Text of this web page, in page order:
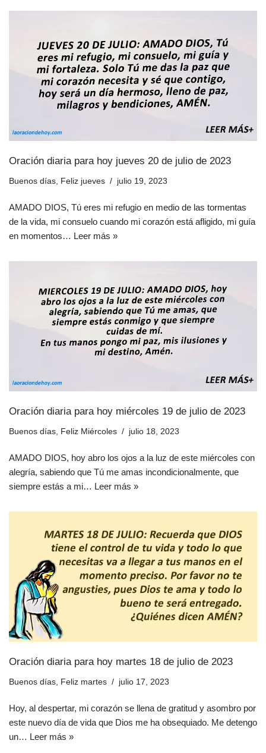
Oración diaria para hoy jueves 20 de julio de 2023
Buenos días Feliz jueves julio 19, 2023
AMADO DIOS, Tú eres mi refugio en medio de las tormentas
de la vida, mi consuelo cuando mi corazón está afligido, mi guía
en momentos… Leer más »
Oración diaria para hoy miércoles 19 de julio de 2023
Buenos días Feliz Miércoles julio 18, 2023
AMADO DIOS, hoy abro los ojos a la luz de este miércoles con
alegría, sabiendo que Tú me amas incondicionalmente, que
siempre estás a mi… Leer más »
Oración diaria para hoy martes 18 de julio de 2023
Buenos días Feliz martes julio 17, 2023
Hoy, al despertar, mi corazón se llena de gratitud y asombro por
este nuevo día de vida que Dios me ha obsequiado. Me detengo
un… Leer más »